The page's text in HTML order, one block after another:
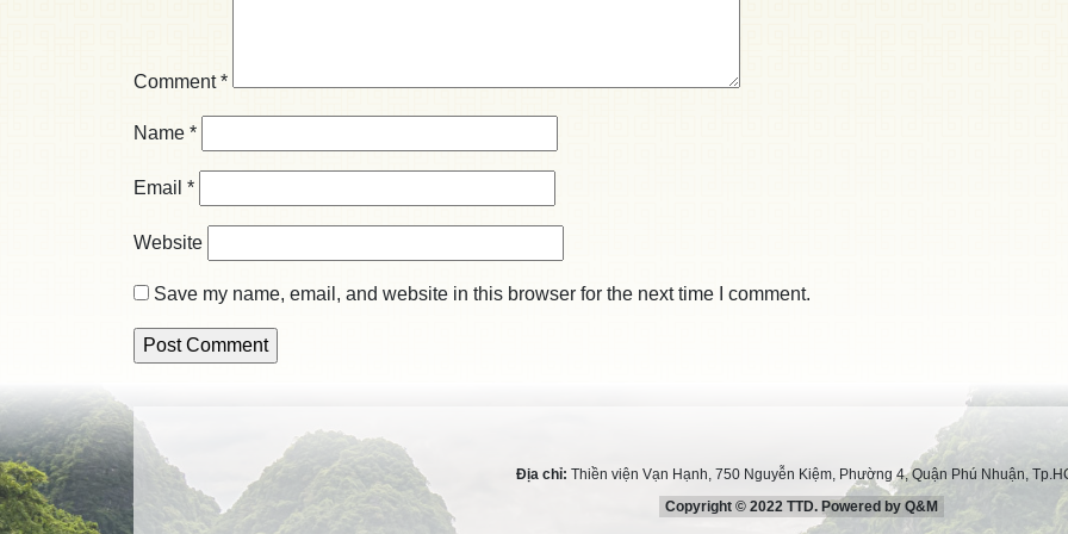
Comment*
Name *
Email *
Website
Save my name, email, and website in this browser for the next time I comment.
Địa chỉ: Thiền viện Vạn Hạnh, 750 Nguyễn Kiệm, Phường 4, Quận Phú Nhuận,
Copyright © 2022 TTD. Powered by Q&M